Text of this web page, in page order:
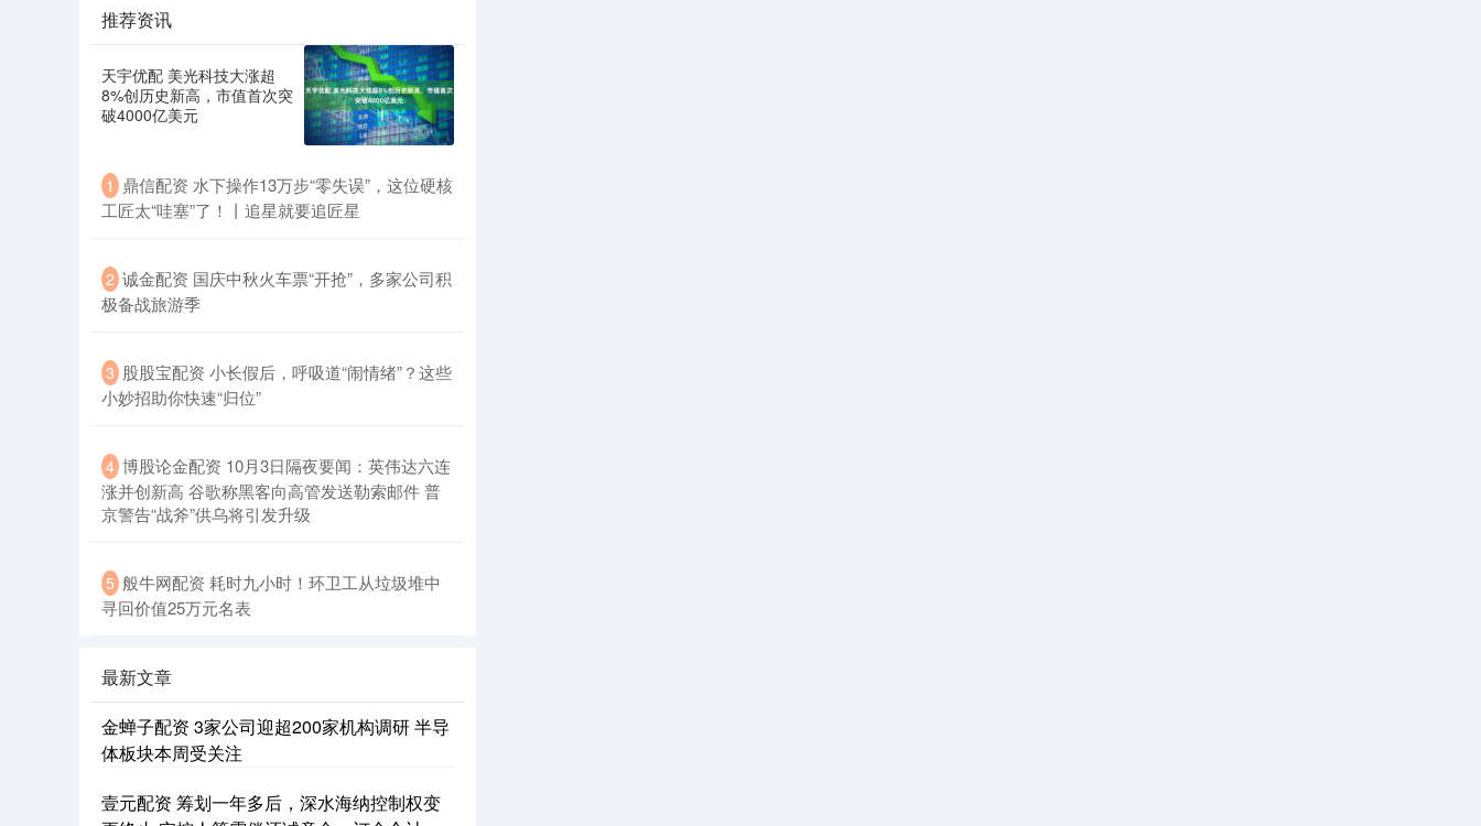
推荐资讯
天宇优配 美光科技大涨超
8%创历史新高，市值首次突
破4000亿美元
1 鼎信配资 水下操作13万步“零失误”，这位硬核
工匠太“哇塞”了！丨追星就要追匠星
2 诚金配资 国庆中秋火车票“开抢”，多家公司积
极备战旅游季
3 股股宝配资 小长假后，呼吸道“闹情绪”？这些
小妙招助你快速“归位”
4 博股论金配资 10月3日隔夜要闻：英伟达六连
涨并创新高 谷歌称黑客向高管发送勒索邮件 普
京警告“战斧”供乌将引发升级
5 般牛网配资 耗时九小时！环卫工从垃圾堆中
寻回价值25万元名表
最新文章
金蝉子配资 3家公司迎超200家机构调研 半导
体板块本周受关注
壹元配资 筹划一年多后，深水海纳控制权变